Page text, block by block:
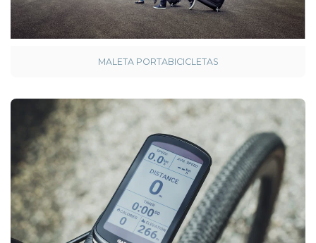
MALETA PORTABICICLETAS